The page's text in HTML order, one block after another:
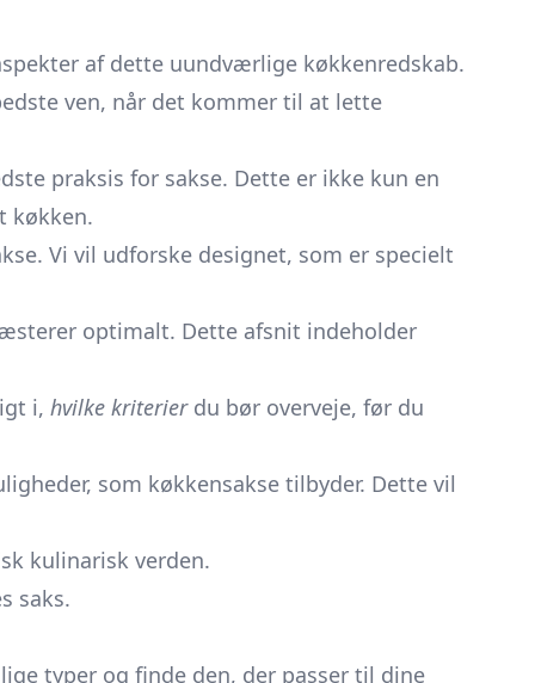
af dette uundværlige køkkenredskab.
ven, når det kommer til at lette
praksis for sakse. Dette er ikke kun en
køkken.
Vi vil udforske designet, som er specielt
optimalt. Dette afsnit indeholder
i, hvilke kriterierdu bør overveje, før du
som køkkensakse tilbyder. Dette vil
kulinarisk verden.
saks.
typer og finde den, der passer til dine